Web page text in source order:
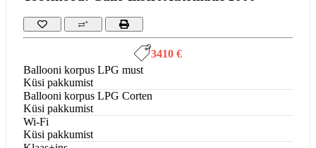
3410 €
Ballooni korpus LPG must
Küsi pakkumist
Ballooni korpus LPG Corten
Küsi pakkumist
Wi-Fi
Küsi pakkumist